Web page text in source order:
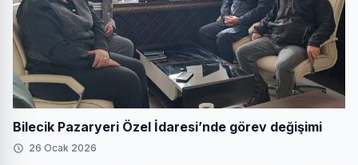
Bilecik Pazaryeri Özel İdaresi’nde görev değişimi
26 Ocak 2026